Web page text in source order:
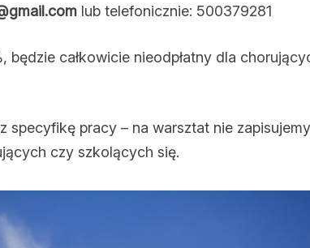
lub telefonicznie: 500379281
będzie całkowicie nieodpłatny dla
specyfikę pracy – na warsztat nie zapisujemy
czy szkolących się.